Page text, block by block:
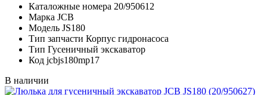
Каталожные номера 20/950612
Марка JCB
Модель JS180
Тип запчасти Корпус гидронасоса
Тип Гусеничный экскаватор
Код jcbjs180mp17
В наличии